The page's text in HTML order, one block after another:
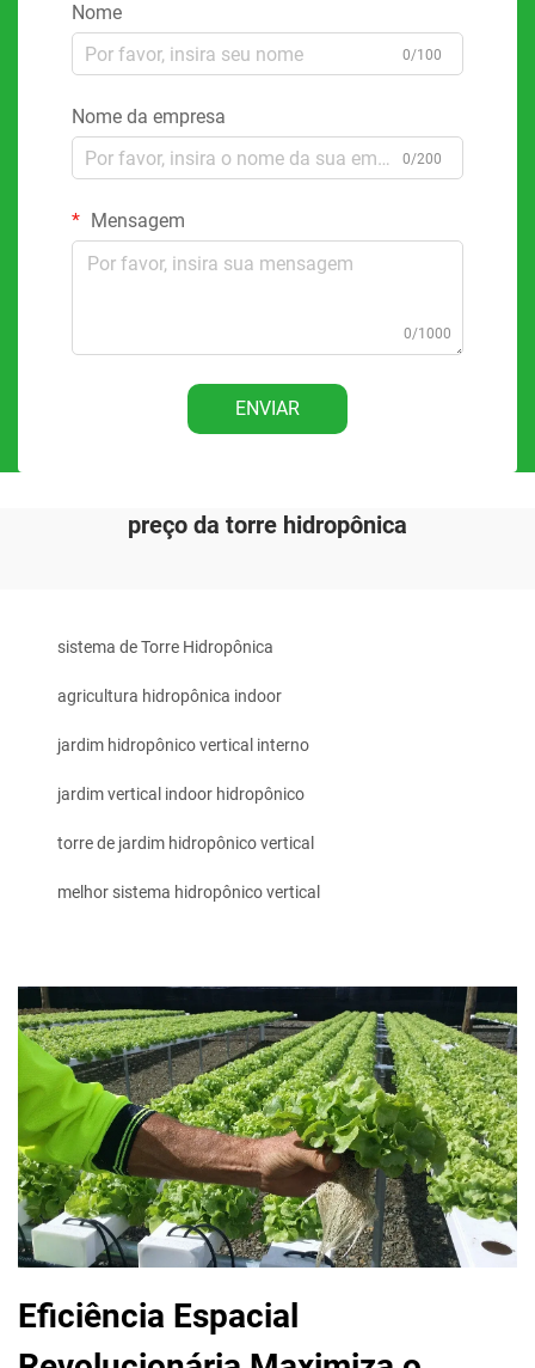
Nome
0/100
Nome da empresa
0/200
Mensagem
0/1000
ENVIAR
preço da torre hidropônica
sistema de Torre Hidropônica
agricultura hidropônica indoor
jardim hidropônico vertical interno
jardim vertical indoor hidropônico
torre de jardim hidropônico vertical
melhor sistema hidropônico vertical
Eficiência Espacial